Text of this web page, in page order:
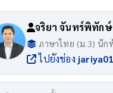
จริยา จันทร์พิทักษ์
ภาษาไทย (ม.3) นัก
ไปยังช่อง